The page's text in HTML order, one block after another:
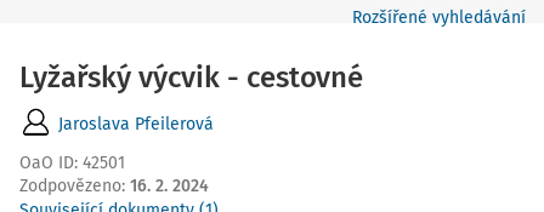
Rozšířené vyhledávání
Lyžařský výcvik - cestovné
Jaroslava Pfeilerová
OaO ID: 42501
Zodpovězeno: 16. 2. 2024